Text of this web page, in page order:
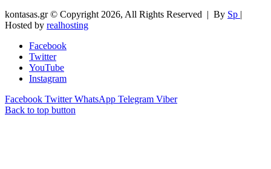
kontasas.gr © Copyright 2026, All Rights Reserved | By Sp |
Hosted by realhosting
Facebook
Twitter
YouTube
Instagram
Facebook Twitter WhatsApp Telegram Viber
Back to top button